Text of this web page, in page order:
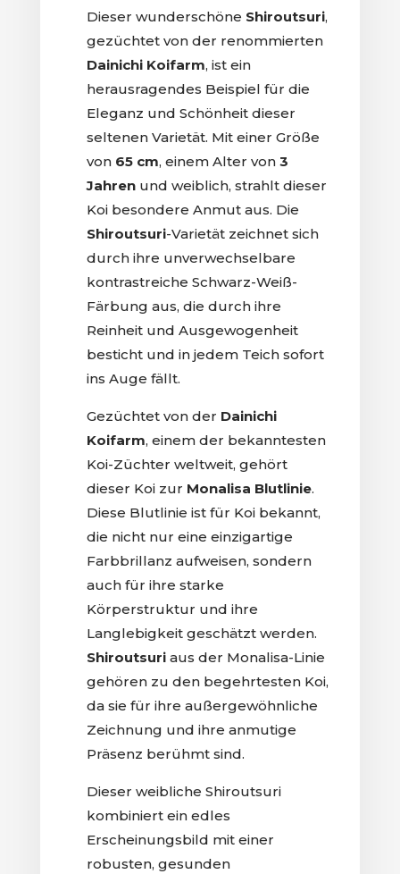
Dieser wunderschöne Shiroutsuri,
gezüchtet von der renommierten
Dainichi Koifarm, ist ein
herausragendes Beispiel für die
Eleganz und Schönheit dieser
seltenen Varietät. Mit einer Größe
von 65 cm, einem Alter von3
Jahren und weiblich, strahlt dieser
Koi besondere Anmut aus. Die
Shiroutsuri-Varietät zeichnet sich
durch ihre unverwechselbare
kontrastreiche Schwarz-Weiß-
Färbung aus, die durch ihre
Reinheit und Ausgewogenheit
besticht und in jedem Teich sofort
ins Auge fällt.
Gezüchtet von der Dainichi
Koifarm, einem der bekanntesten
Koi-Züchter weltweit, gehört
dieser Koi zur Monalisa Blutlinie.
Diese Blutlinie ist für Koi bekannt,
die nicht nur eine einzigartige
Farbbrillanz aufweisen, sondern
auch für ihre starke
Körperstruktur und ihre
Langlebigkeit geschätzt werden.
Shiroutsuri aus der Monalisa-Linie
gehören zu den begehrtesten Koi,
da sie für ihre außergewöhnliche
Zeichnung und ihre anmutige
Präsenz berühmt sind.
Dieser weibliche Shiroutsuri
kombiniert ein edles
Erscheinungsbild mit einer
robusten, gesunden